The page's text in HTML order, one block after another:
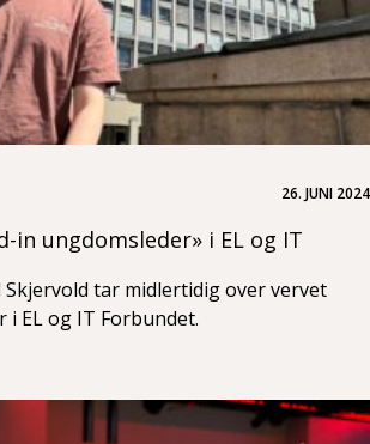
26. JUNI 2024
in ungdomsleder» i EL og IT
tar midlertidig over vervet
i EL og IT Forbundet.